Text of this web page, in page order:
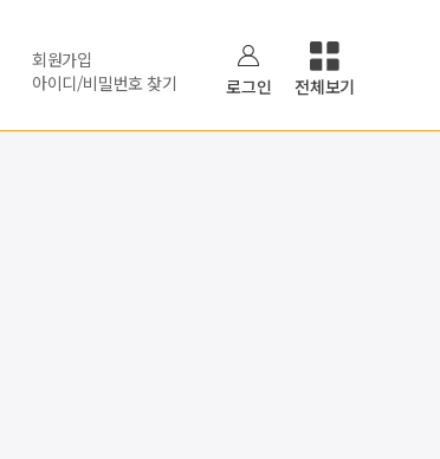
회원가입
아이디/비밀번호 찾기
로그인 전체보기